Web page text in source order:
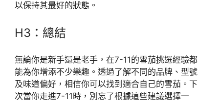
以保持其最好的狀態。
H3：總結
無論你是新手還是老手，在7-11的雪茄挑選經驗都
能為你增添不少樂趣。透過了解不同的品牌、型號
及味道偏好，相信你可以找到適合自己的雪茄。下
次當你走進7-11時，別忘了根據這些建議選擇一